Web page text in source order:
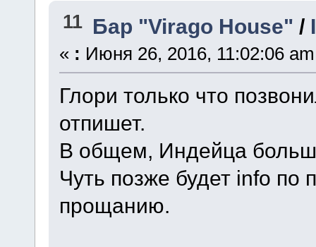
11 Бар "Virago House" /
« : Июня 26, 2016, 11:02:06
Глори только что
отпишет.
В общем, Индейца
Чуть позже будет info
прощанию.